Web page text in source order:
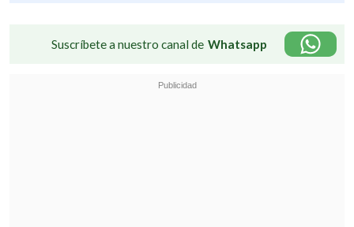
Suscríbete a nuestro canal de Whatsapp